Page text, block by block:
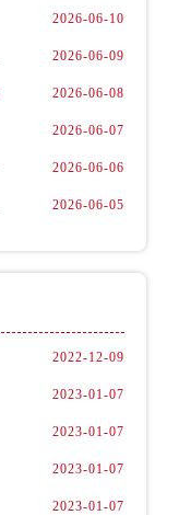
2026-06-10
2026-06-09
2026-06-08
2026-06-07
2026-06-06
2026-06-05
2022-12-09
2023-01-07
2023-01-07
2023-01-07
2023-01-07